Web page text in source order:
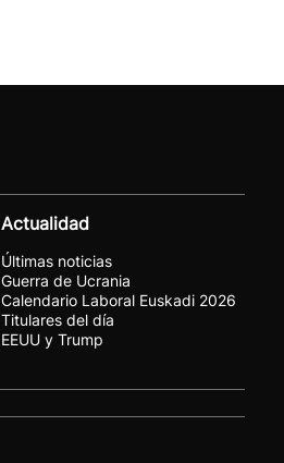
Actualidad
Últimas noticias
Guerra de Ucrania
Calendario Laboral Euskadi 2026
Titulares del día
EEUU y Trump